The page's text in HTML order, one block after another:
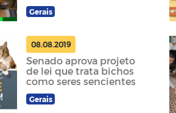
Gerais
08.08.2019
Senado aprova projeto
de lei que trata bichos
como seres sencientes
Gerais